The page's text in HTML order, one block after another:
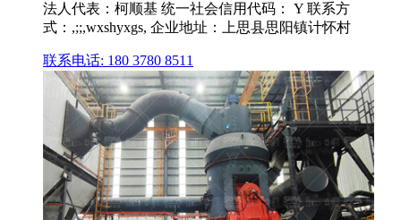
法人代表：柯顺基 统一社会信用代码： Y 联系方
式：,;;,wxshyxgs, 企业地址：上思县思阳镇计怀村
联系电话: 180 3780 8511